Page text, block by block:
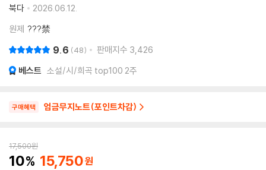
북다
2026.06.12.
원제 ???禁
9.6 48 판매지수 3,426
베스트 소설/시/희곡 top100 2주
구매혜택 엄금무지노트(포인트차감)
17,500원
10 15,750